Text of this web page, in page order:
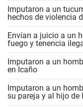
Imputaron a un
hechos de violencia
Envían a juicio a un
fuego y tenencia
Imputaron a un
en Icaño
Imputaron a un
su pareja y al hijo de